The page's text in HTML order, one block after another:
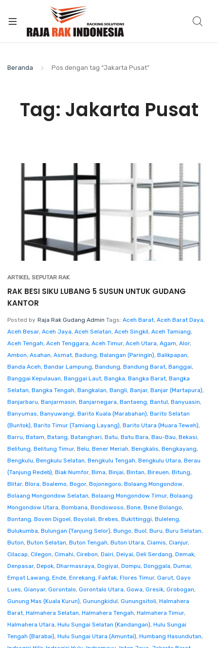
Beranda Pos dengan tag “Jakarta Pusat”
Tag: Jakarta Pusat
ARTIKEL SEPUTAR RAK
RAK BESI SIKU LUBANG 5 SUSUN UNTUK GUDANG
KANTOR
Posted by Raja Rak Gudang Admin Tags: Aceh Barat, Aceh Barat Daya,
Aceh Besar, Aceh Jaya, Aceh Selatan, Aceh Singkil, Aceh Tamiang,
Aceh Tengah, Aceh Tenggara, Aceh Timur, Aceh Utara, Agam, Alor,
Ambon, Asahan, Asmat, Badung, Balangan (Paringin), Balikpapan,
Banda Aceh, Bandar Lampung, Bandung, Bandung Barat, Banggai,
Banggai Kepulauan, Banggai Laut, Bangka, Bangka Barat, Bangka
Selatan, Bangka Tengah, Bangkalan, Bangli, Banjar, Banjar (Martapura),
Banjarbaru, Banjarmasin, Banjarnegara, Bantaeng, Bantul, Banyuasin,
Banyumas, Banyuwangi, Barito Kuala (Marabahan), Barito Selatan
(Buntok), Barito Timur (Tamiang Layang), Barito Utara (Muara Teweh),
Barru, Batam, Batang, Batanghari, Batu, Batu Bara, Bau-Bau, Bekasi,
Belitung, Belitung Timur, Belu, Bener Meriah, Bengkalis, Bengkayang,
Bengkulu, Bengkulu Selatan, Bengkulu Tengah, Bengkulu Utara, Berau
(Tanjung Redeb), Biak Numfor, Bima, Binjai, Bintan, Bireuen, Bitung,
Blitar, Blora, Boalemo, Bogor, Bojonegoro, Bolaang Mongondow,
Bolaang Mongondow Selatan, Bolaang Mongondow Timur, Bolaang
Mongondow Utara, Bombana, Bondowoso, Bone, Bone Bolango,
Bontang, Boven Digoel, Boyolali, Brebes, Bukittinggi, Buleleng,
Bulukumba, Bulungan (Tanjung Selor), Bungo, Buol, Buru, Buru Selatan,
Buton, Buton Selatan, Buton Tengah, Buton Utara, Ciamis, Cianjur,
Cilacap, Cilegon, Cimahi, Cirebon, Dairi, Deiyai, Deli Serdang, Demak,
Denpasar, Depok, Dharmasraya, Dogiyai, Dompu, Donggala, Dumai,
Empat Lawang, Ende, Enrekang, Fakfak, Flores Timur, Garut, Gayo
Lues, Gianyar, Gorontalo, Gorontalo Utara, Gowa, Gresik, Grobogan,
Gunung Mas (Kuala Kurun), Gunungkidul, Gunungsitoli, Halmahera
Barat, Halmahera Selatan, Halmahera Tengah, Halmahera Timur,
Halmahera Utara, Hulu Sungai Selatan (Kandangan), Hulu Sungai
Tengah (Barabai), Hulu Sungai Utara (Amuntai), Humbang Hasundutan,